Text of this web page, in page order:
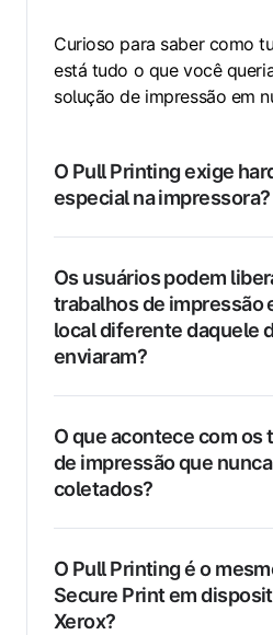
Curioso para saber como
está tudo o que você
solução de impressão em
O Pull Printing exige
especial na impressora?
Os usuários podem
trabalhos de impressão
local diferente daquele
enviaram?
O que acontece com os
de impressão que
coletados?
O Pull Printing é o
Secure Print em
Xerox?